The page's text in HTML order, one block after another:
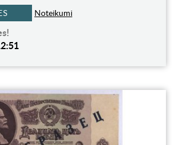
Noteikumi